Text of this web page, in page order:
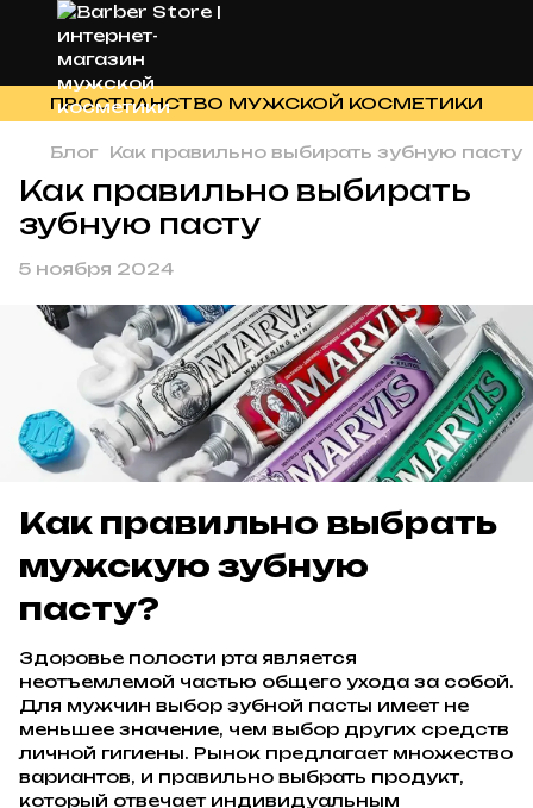
ПРОСТРАНСТВО МУЖСКОЙ КОСМЕТИКИ
Блог Как правильно выбирать зубную пасту
Как правильно выбирать
зубную пасту
5 ноября 2024
Как правильно выбрать
мужскую зубную
пасту?
Здоровье полости рта является
неотъемлемой частью общего ухода за собой.
Для мужчин выбор зубной пасты имеет не
меньшее значение, чем выбор других средств
личной гигиены. Рынок предлагает множество
вариантов, и правильно выбрать продукт,
который отвечает индивидуальным